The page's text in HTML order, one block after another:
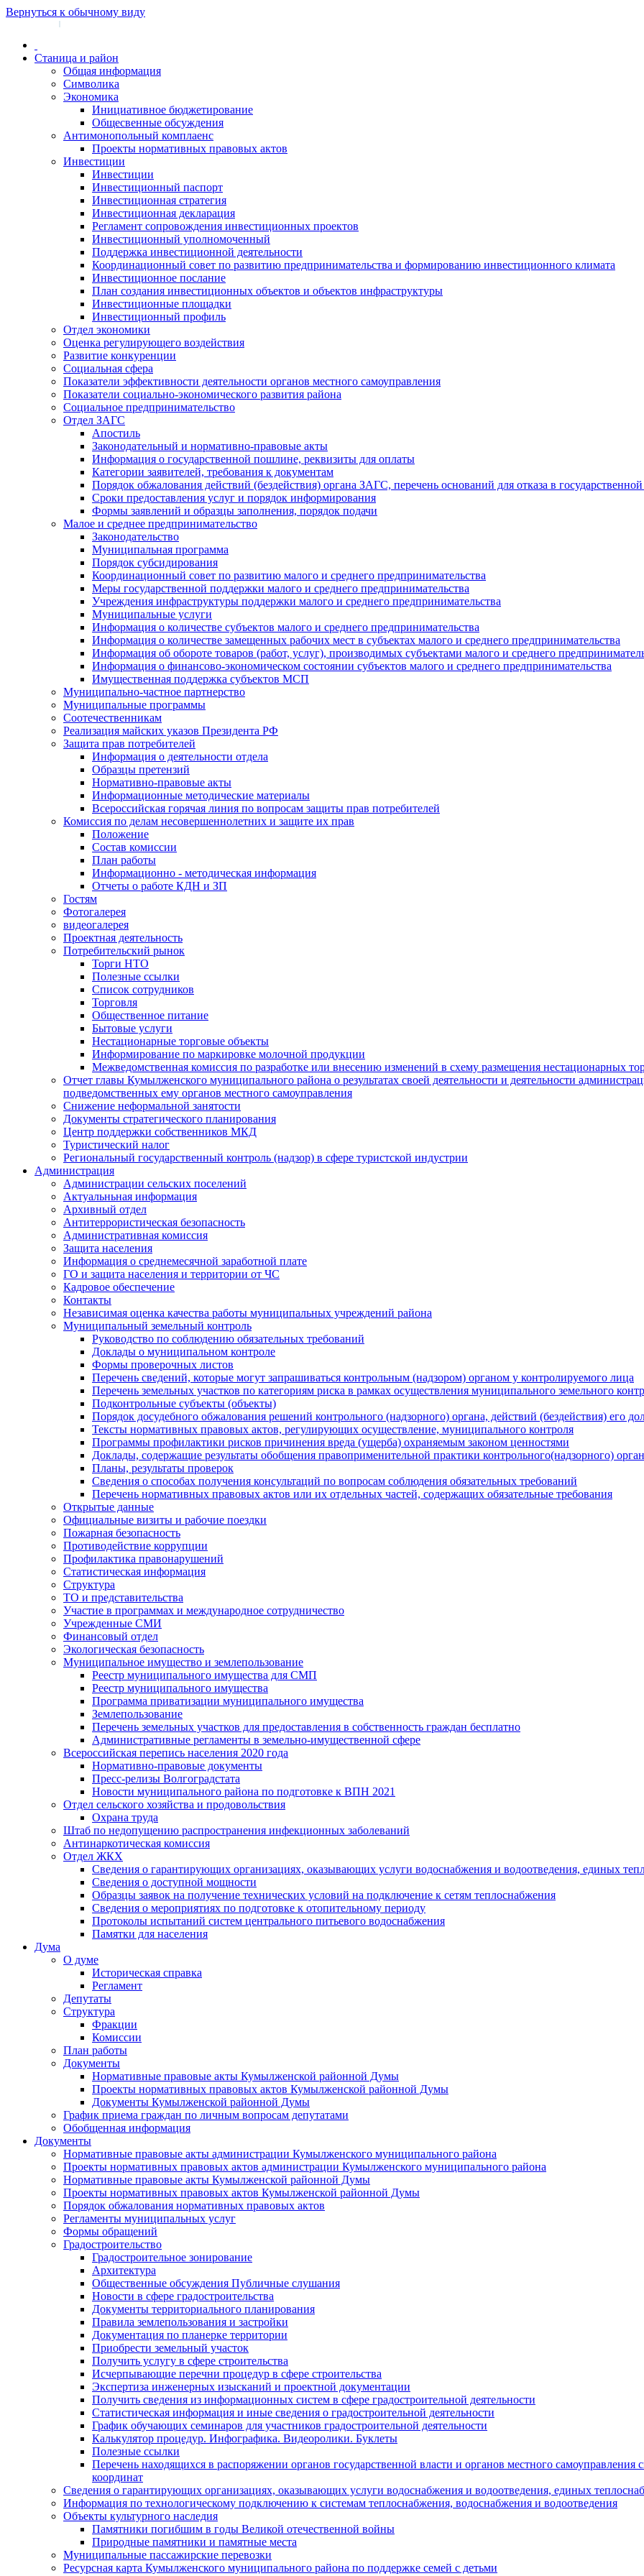
Вернуться к обычному виду
|
Станица и район
Общая информация
Символика
Экономика
Инициативное бюджетирование
Общесвенные обсуждения
Антимонопольный комплаенс
Проекты нормативных правовых актов
Инвестиции
Инвестиции
Инвестиционный паспорт
Инвестиционная стратегия
Инвестиционная декларация
Регламент сопровождения инвестиционных проектов
Инвестиционный уполномоченный
Поддержка инвестиционной деятельности
Координационный совет по развитию предпринимательства и формированию инвестиционного климата
Инвестиционное послание
План создания инвестиционных объектов и объектов инфраструктуры
Инвестиционные площадки
Инвестиционный профиль
Отдел экономики
Оценка регулирующего воздействия
Развитие конкуренции
Социальная сфера
Показатели эффективности деятельности органов местного самоуправления
Показатели социально-экономического развития района
Социальное предпринимательство
Отдел ЗАГС
Апостиль
Законодательный и нормативно-правовые акты
Информация о государственной пошлине, реквизиты для оплаты
Категории заявителей, требования к документам
Порядок обжалования действий (бездействия) органа ЗАГС, перечень оснований для отказа в
Сроки предоставления услуг и порядок информирования
Формы заявлений и образцы заполнения, порядок подачи
Малое и среднее предпринимательство
Законодательство
Муниципальная программа
Порядок субсидирования
Координационный совет по развитию малого и среднего предпринимательства
Меры государственной поддержки малого и среднего предпринимательства
Учреждения инфраструктуры поддержки малого и среднего предпринимательства
Муниципальные услуги
Информация о количестве субъектов малого и среднего предпринимательства
Информация о количестве замещенных рабочих мест в субъектах малого и среднего предпринимательства
Информация об обороте товаров (работ, услуг), производимых субъектами малого и среднего
Информация о финансово-экономическом состоянии субъектов малого и среднего предпринимательства
Имущественная поддержка субъектов МСП
Муниципально-частное партнерство
Муниципальные программы
Соотечественникам
Реализация майских указов Президента РФ
Защита прав потребителей
Информация о деятельности отдела
Образцы претензий
Нормативно-правовые акты
Информационные методические материалы
Всероссийская горячая линия по вопросам защиты прав потребителей
Комиссия по делам несовершеннолетних и защите их прав
Положение
Состав комиссии
План работы
Информационно - методическая информация
Отчеты о работе КДН и ЗП
Гостям
Фотогалерея
видеогалерея
Проектная деятельность
Потребительский рынок
Торги НТО
Полезные ссылки
Список сотрудников
Торговля
Общественное питание
Бытовые услуги
Нестационарные торговые объекты
Информирование по маркировке молочной продукции
Межведомственная комиссия по разработке или внесению изменений в схему размещения нестационарных
Отчет главы Кумылженского муниципального района о результатах своей деятельности и деятельности
подведомственных ему органов местного самоуправления
Снижение неформальной занятости
Документы стратегического планирования
Центр поддержки собственников МКД
Туристический налог
Региональный государственный контроль (надзор) в сфере туристской индустрии
Администрация
Администрации сельских поселений
Актуальньная информация
Архивный отдел
Антитеррористическая безопасность
Административная комиссия
Защита населения
Информация о среднемесячной заработной плате
ГО и защита населения и территории от ЧС
Кадровое обеспечение
Контакты
Независимая оценка качества работы муниципальных учреждений района
Муниципальный земельный контроль
Руководство по соблюдению обязательных требований
Доклады о муниципальном контроле
Формы проверочных листов
Перечень сведений, которые могут запрашиваться контрольным (надзором) органом у контролируемого лица
Перечень земельных участков по категориям риска в рамках осуществления муниципального земельного
Подконтрольные субъекты (объекты)
Порядок досудебного обжалования решений контрольного (надзорного) органа, действий (бездействия) его
Тексты нормативных правовых актов, регулирующих осуществление, муниципального контроля
Программы профилактики рисков причинения вреда (ущерба) охраняемым законом ценностями
Доклады, содержащие результаты обобщения правоприменительной практики контрольного(надзорного)
Планы, результаты проверок
Сведения о способах получения консультаций по вопросам соблюдения обязательных требований
Перечень нормативных правовых актов или их отдельных частей, содержащих обязательные требования
Открытые данные
Официальные визиты и рабочие поездки
Пожарная безопасность
Противодействие коррупции
Профилактика правонарушений
Статистическая информация
Структура
ТО и представительства
Участие в программах и международное сотрудничество
Учрежденные СМИ
Финансовый отдел
Экологическая безопасность
Муниципальное имущество и землепользование
Реестр муниципального имущества для СМП
Реестр муниципального имущества
Программа приватизации муниципального имущества
Землепользование
Перечень земельных участков для предоставления в собственность граждан бесплатно
Административные регламенты в земельно-имущественной сфере
Всероссийская перепись населения 2020 года
Нормативно-правовые документы
Пресс-релизы Волгоградстата
Новости муниципального района по подготовке к ВПН 2021
Отдел сельского хозяйства и продовольствия
Охрана труда
Штаб по недопущению распространения инфекционных заболеваний
Антинаркотическая комиссия
Отдел ЖКХ
Сведения о гарантирующих организациях, оказывающих услуги водоснабжения и водоотведения, единых
Сведения о доступной мощности
Образцы заявок на получение технических условий на подключение к сетям теплоснабжения
Сведения о мероприятиях по подготовке к отопительному периоду
Протоколы испытаний систем центрального питьевого водоснабжения
Памятки для населения
Дума
О думе
Историческая справка
Регламент
Депутаты
Структура
Фракции
Комиссии
План работы
Документы
Нормативные правовые акты Кумылженской районной Думы
Проекты нормативных правовых актов Кумылженской районной Думы
Документы Кумылженской районной Думы
График приема граждан по личным вопросам депутатами
Обобщенная информация
Документы
Нормативные правовые акты администрации Кумылженского муниципального района
Проекты нормативных правовых актов администрации Кумылженского муниципального района
Нормативные правовые акты Кумылженской районной Думы
Проекты нормативных правовых актов Кумылженской районной Думы
Порядок обжалования нормативных правовых актов
Регламенты муниципальных услуг
Формы обращений
Градостроительство
Градостроительное зонирование
Архитектура
Общественные обсуждения Публичные слушания
Новости в сфере градостроительства
Документы территориального планирования
Правила землепользования и застройки
Документация по планерке территории
Приобрести земельный участок
Получить услугу в сфере строительства
Исчерпывающие перечни процедур в сфере строительства
Экспертиза инженерных изысканий и проектной документации
Получить сведения из информационных систем в сфере градостроительной деятельности
Статистическая информация и иные сведения о градостроительной деятельности
График обучающих семинаров для участников градостроительной деятельности
Калькулятор процедур. Инфографика. Видеоролики. Буклеты
Полезные ссылки
Перечень находящихся в распоряжении органов государственной власти и органов местного
координат
Сведения о гарантирующих организациях, оказывающих услуги водоснабжения и водоотведения, единых
Информация по технологическому подключению к системам теплоснабжения, водоснабжения и водоотведения
Объекты культурного наследия
Памятники погибшим в годы Великой отечественной войны
Природные памятники и памятные места
Муниципальные пассажирские перевозки
Ресурсная карта Кумылженского муниципального района по поддержке семей с детьми